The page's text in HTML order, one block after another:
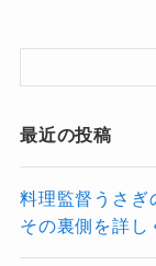
最近の投稿
料理監督うさぎ
その裏側を詳し